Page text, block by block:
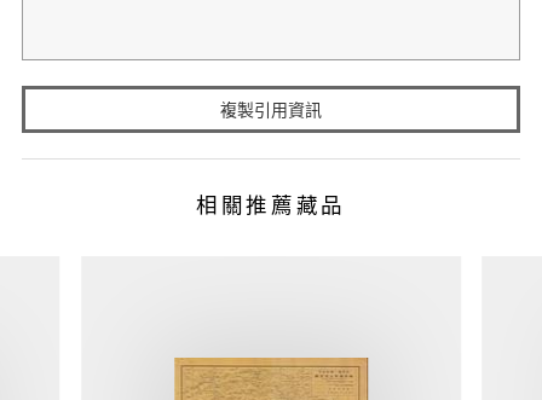
複製引用資訊
相關推薦藏品